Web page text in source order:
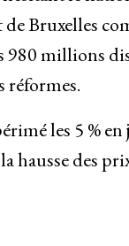
Bruxelles
980 millions
réformes.
les 5 %
la hausse des